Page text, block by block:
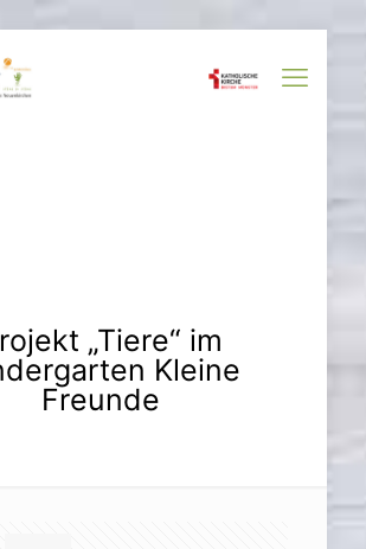
„Tiere“ im
Kleine
Freunde